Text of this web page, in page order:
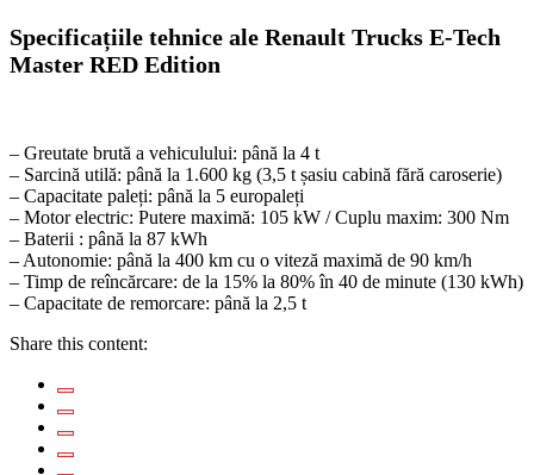
Specificațiile tehnice ale Renault Trucks E-Tech
Master RED Edition
– Greutate brută a vehiculului: până la 4 t
– Sarcină utilă: până la 1.600 kg (3,5 t șasiu cabină fără caroserie)
– Capacitate paleți: până la 5 europaleți
– Motor electric: Putere maximă: 105 kW / Cuplu maxim: 300 Nm
– Baterii : până la 87 kWh
– Autonomie: până la 400 km cu o viteză maximă de 90 km/h
– Timp de reîncărcare: de la 15% la 80% în 40 de minute (130 kWh)
– Capacitate de remorcare: până la 2,5 t
Share this content: